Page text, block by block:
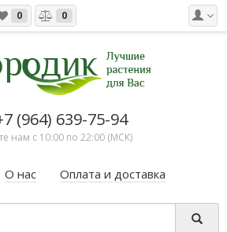
0 0
(964) 639-75-94
нам с 10:00 по 22:00 (МСК)
О нас Оплата и доставка